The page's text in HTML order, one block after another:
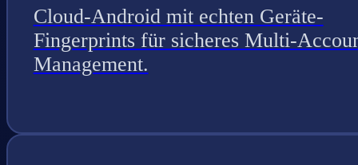
Cloud-Android mit echten Geräte-
Fingerprints für sicheres Multi-
Management.